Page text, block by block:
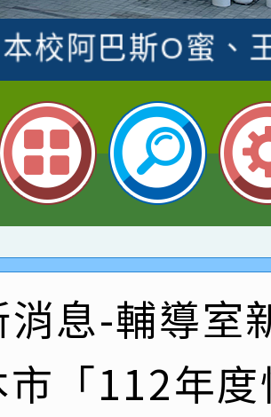
綺君教師榮獲社
校阿巴斯O蜜、
桃園市科展 國
導老師王老師、
校四年二班張O
英語競賽國小朗
師林老師
本校參加桃園市中
文瑛教師榮獲教
語-第二名
校參與2026世
獲科學小創客佳
桃園市科展 國
導老師王老師、
校四年二班張O
語競賽國小朗讀
校參加桃園市中
消息-輔導室
市「112年